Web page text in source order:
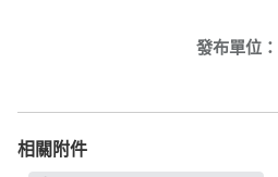
發布單位：
相關附件